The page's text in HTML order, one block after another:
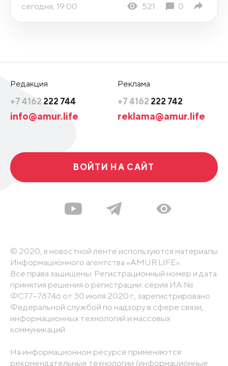
сегодня, 19:00 521 0
Редакция
+7 4162 222 744
info@amur.life
Реклама
+7 4162 222 742
reklama@amur.life
ВОЙТИ НА САЙТ
© 2020, в новостной ленте используются материалы
Информационного агентства «AMUR.LIFE».
Все права защищены. Регистрационный номер и дата
принятия решения о регистрации: серия ИА №
ФС77-78746 от 30 июля 2020 г., зарегистрировано
Федеральной службой по надзору в сфере связи,
информационных технологий и массовых
коммуникаций
На информационном ресурсе применяются
рекомендательные технологии (информационные